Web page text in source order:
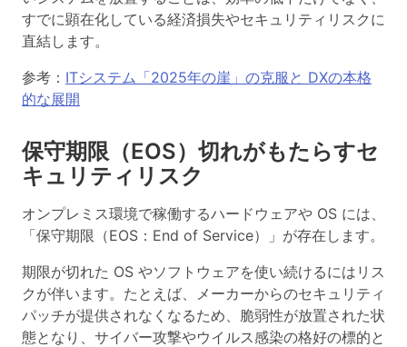
すでに顕在化している経済損失やセキュリティリスクに
直結します。
参考： ITシステム「2025年の崖」の克服と DXの本格
的な展開
保守期限（EOS）切れがもたらすセ
キュリティリスク
オンプレミス環境で稼働するハードウェアや OS には、
「保守期限（EOS：End of Service）」が存在します。
期限が切れた OS やソフトウェアを使い続けるにはリス
クが伴います。たとえば、メーカーからのセキュリティ
パッチが提供されなくなるため、脆弱性が放置された状
態となり、サイバー攻撃やウイルス感染の格好の標的と